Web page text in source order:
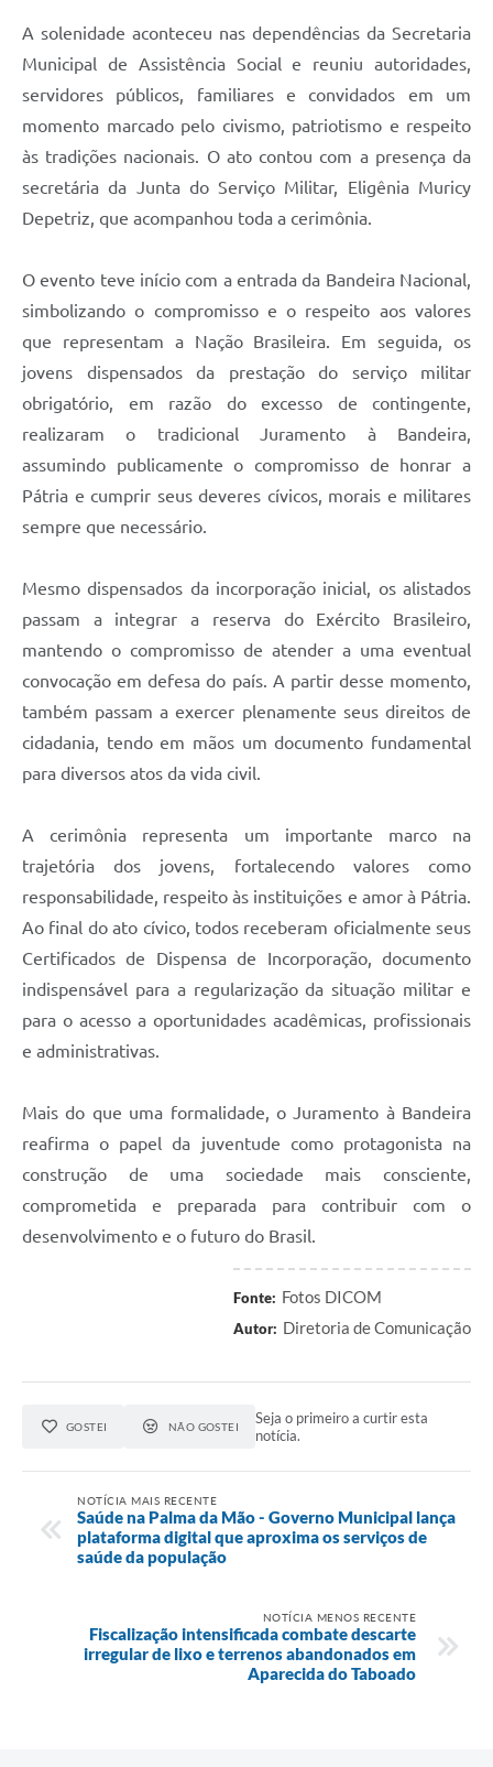
A solenidade aconteceu nas dependências da Secretaria
Municipal de Assistência Social e reuniu autoridades,
servidores públicos, familiares e convidados em um
momento marcado pelo civismo, patriotismo e respeito
às tradições nacionais. O ato contou com a presença da
secretária da Junta do Serviço Militar, Eligênia Muricy
Depetriz, que acompanhou toda a cerimônia.
O evento teve início com a entrada da Bandeira Nacional,
simbolizando o compromisso e o respeito aos valores
que representam a Nação Brasileira. Em seguida, os
jovens dispensados da prestação do serviço militar
obrigatório, em razão do excesso de contingente,
realizaram o tradicional Juramento à Bandeira,
assumindo publicamente o compromisso de honrar a
Pátria e cumprir seus deveres cívicos, morais e militares
sempre que necessário.
Mesmo dispensados da incorporação inicial, os alistados
passam a integrar a reserva do Exército Brasileiro,
mantendo o compromisso de atender a uma eventual
convocação em defesa do país. A partir desse momento,
também passam a exercer plenamente seus direitos de
cidadania, tendo em mãos um documento fundamental
para diversos atos da vida civil.
A cerimônia representa um importante marco na
trajetória dos jovens, fortalecendo valores como
responsabilidade, respeito às instituições e amor à Pátria.
Ao final do ato cívico, todos receberam oficialmente seus
Certificados de Dispensa de Incorporação, documento
indispensável para a regularização da situação militar e
para o acesso a oportunidades acadêmicas, profissionais
e administrativas.
Mais do que uma formalidade, o Juramento à Bandeira
reafirma o papel da juventude como protagonista na
construção de uma sociedade mais consciente,
comprometida e preparada para contribuir com o
desenvolvimento e o futuro do Brasil.
Fonte: Fotos DICOM
Autor: Diretoria de Comunicação
GOSTEI NÃO GOSTEI
Seja o primeiro a curtir esta
notícia.
NOTÍCIA MAIS RECENTE
Saúde na Palma da Mão - Governo Municipal lança
plataforma digital que aproxima os serviços de
saúde da população
NOTÍCIA MENOS RECENTE
Fiscalização intensificada combate descarte
irregular de lixo e terrenos abandonados em
Aparecida do Taboado